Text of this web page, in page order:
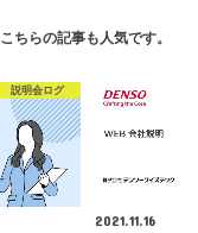
こちらの記事も人気です。
説明会ログ
2021.11.16